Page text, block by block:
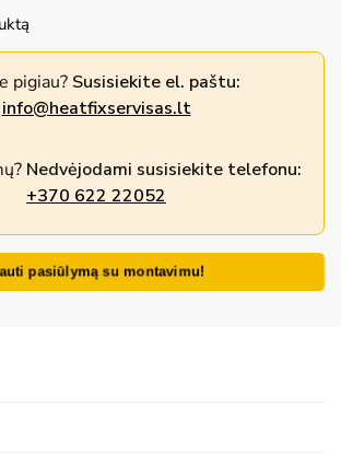
pigiau? Susisiekite el. paštu:
info@heatfixservisas.lt
Nedvėjodami susisiekite telefonu:
+370 622 22052
pasiūlymą su montavimu!